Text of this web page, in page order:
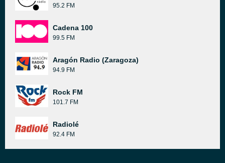
95.2 FM
Cadena 100
99.5 FM
Aragón Radio (Zaragoza)
94.9 FM
Rock FM
101.7 FM
Radiolé
92.4 FM